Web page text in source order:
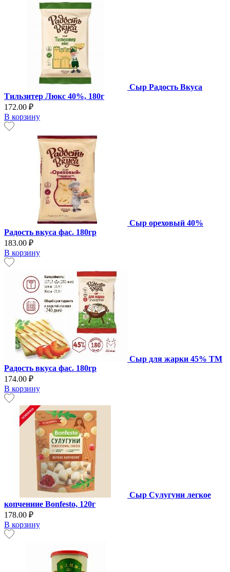
Сыр Радость Вкуса
Тильзитер Люкс 40%, 180г
172.00 ₽
В корзину
Сыр ореховый 40%
Радость вкуса фас. 180гр
183.00 ₽
В корзину
Сыр для жарки 45% ТМ
Радость вкуса фас. 180гр
174.00 ₽
В корзину
Сыр Сулугуни легкое
копчениие Bonfesto, 120г
178.00 ₽
В корзину